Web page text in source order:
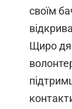
своїм
Щиро